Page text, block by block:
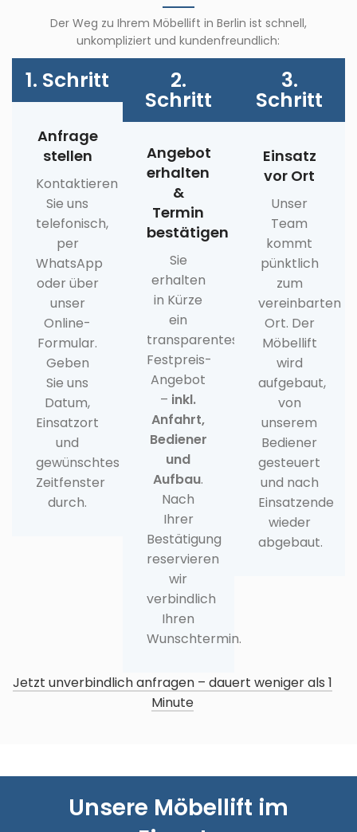
Der Weg zu Ihrem Möbellift in Berlin ist schnell,
unkompliziert und kundenfreundlich:
1. Schritt
Anfrage
stellen
Kontaktieren
Sie uns
telefonisch,
per
WhatsApp
oder über
unser
Online-
Formular.
Geben
Sie uns
Datum,
Einsatzort
und
gewünschtes
Zeitfenster
durch.
2.
Schritt
Angebot
erhalten
&
Termin
bestätigen
Sie
erhalten
in Kürze
ein
transparentes
Festpreis-
Angebot
– inkl.
Anfahrt,
Bediener
und
Aufbau.
Nach
Ihrer
Bestätigung
reservieren
wir
verbindlich
Ihren
Wunschtermin.
3.
Schritt
Einsatz
vor Ort
Unser
Team
kommt
pünktlich
zum
vereinbarten
Ort. Der
Möbellift
wird
aufgebaut,
von
unserem
Bediener
gesteuert
und nach
Einsatzende
wieder
abgebaut.
Jetzt unverbindlich anfragen – dauert weniger als 1
Minute
Unsere Möbellift im